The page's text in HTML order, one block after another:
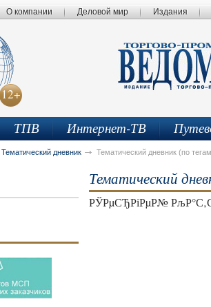
О компании Деловой мир Издания
12+
ТПВ Интернет-ТВ
Тематический дневник Тематический дневник (по
Тематический
РЎРµСЂРіРµР№